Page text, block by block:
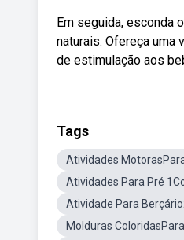
Em seguida, esconda
naturais. Ofereça uma
de estimulação aos
Tags
Atividades
Atividades Para Pré
Atividade Para
Molduras